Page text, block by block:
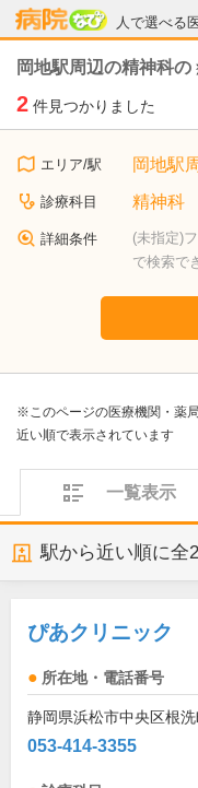
人で選べる
病院なび
岡地駅周辺の精神科の
2 件見つかりました
エリア/駅 岡地駅
診療科目 精神科
詳細条件
(未指定)
で検索で
※このページの医療機関・薬
近い順で表示されています
一覧表示
駅から近い順に全2
ぴあクリニック
所在地・電話番号
静岡県浜松市中央区根
053-414-3355